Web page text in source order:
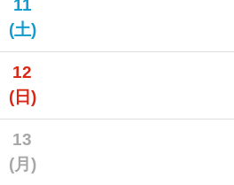
11
(土)
12
(日)
13
(月)